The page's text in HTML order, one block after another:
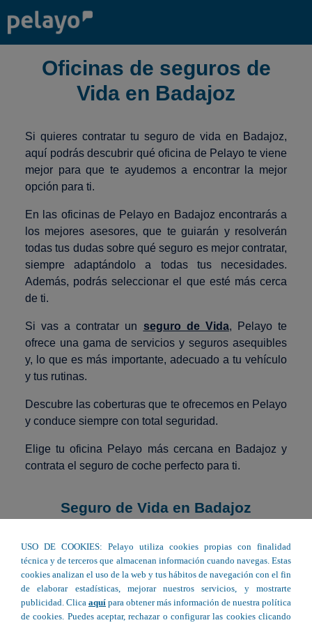
Oficinas de seguros de
Vida en Badajoz
Si quieres contratar tu seguro de vida en Badajoz,
aquí podrás descubrir qué oficina de Pelayo te viene
mejor para que te ayudemos a encontrar la mejor
opción para ti.
En las oficinas de Pelayo en Badajoz encontrarás a
los mejores asesores, que te guiarán y resolverán
todas tus dudas sobre qué seguro es mejor contratar,
siempre adaptándolo a todas tus necesidades.
Además, podrás seleccionar el que esté más cerca
de ti.
Si vas a contratar un seguro de Vida, Pelayo te
ofrece una gama de servicios y seguros asequibles
y, lo que es más importante, adecuado a tu vehículo
y tus rutinas.
Descubre las coberturas que te ofrecemos en Pelayo
y conduce siempre con total seguridad.
Elige tu oficina Pelayo más cercana en Badajoz y
contrata el seguro de coche perfecto para ti.
Seguro de Vida en Badajoz
C/ Pajares, 30 - Guareña
C/ Jose Mª Alcaraz y Alenda,14 F -
Badajoz
USO DE COOKIES: Pelayo utiliza cookies propias con finalidad
técnica y de terceros que almacenan información cuando navegas. Estas
cookies analizan el uso de la web y tus hábitos de navegación con el fin
de elaborar estadísticas, mejorar nuestros servicios, y mostrarte
publicidad. Clica aquí para obtener más información de nuestra política
de cookies. Puedes aceptar, rechazar o configurar las cookies clicando